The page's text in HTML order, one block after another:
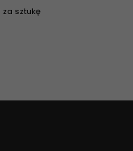
za sztukę